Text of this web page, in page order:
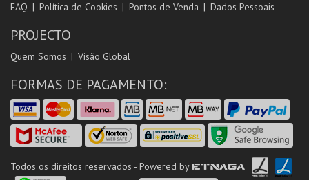
FAQ
Política de Cookies Pontos de Venda Dados Pessoais
PROJECTO
Quem Somos Visão Global
FORMAS DE PAGAMENTO:
Todos os direitos reservados - Powered by ETNAGA